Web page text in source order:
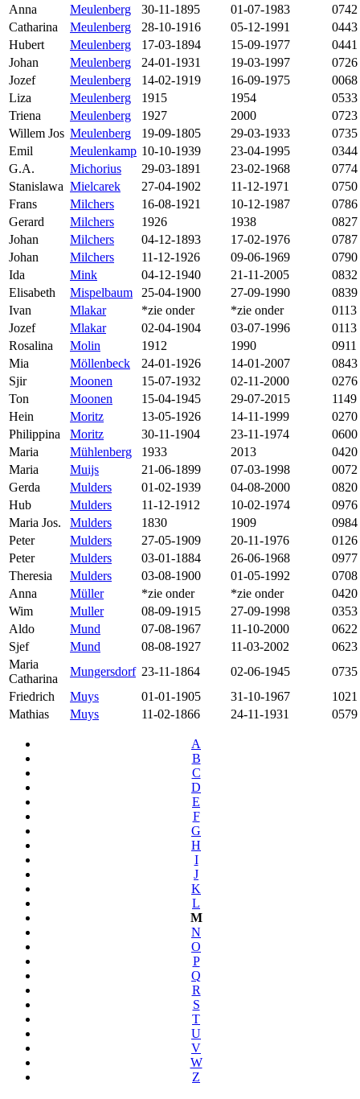
Anna
Meulenberg 30-11-1895 01-07-1983
0742
Catharina
Meulenberg 28-10-1916 05-12-1991
0443
Hubert
Meulenberg 17-03-1894 15-09-1977
0441
Johan
Meulenberg 24-01-1931 19-03-1997
0726
Jozef
Meulenberg 14-02-1919 16-09-1975
0068
Liza
Meulenberg 1915 1954
0533
Triena
Meulenberg 1927 2000
0723
Willem Jos Meulenberg 19-09-1805 29-03-1933
0735
Emil
Meulenkamp 10-10-1939 23-04-1995
0344
G.A.
Michorius 29-03-1891 23-02-1968
0774
Stanislawa Mielcarek 27-04-1902 11-12-1971
0750
Frans
Milchers 16-08-1921 10-12-1987
0786
Gerard
Milchers 1926 1938
0827
Johan
Milchers 04-12-1893 17-02-1976
0787
Johan
Milchers 11-12-1926 09-06-1969
0790
Ida
Mink 04-12-1940 21-11-2005
0832
Elisabeth
Mispelbaum 25-04-1900 27-09-1990
0839
Ivan
Mlakar *zie onder *zie onder
0113
Jozef
Mlakar 02-04-1904 03-07-1996
0113
Rosalina
Molin 1912 1990
0911
Mia
Möllenbeck 24-01-1926 14-01-2007
0843
Sjir
Moonen 15-07-1932 02-11-2000
0276
Ton
Moonen 15-04-1945 29-07-2015
1149
Hein
Moritz 13-05-1926 14-11-1999
0270
Philippina
Moritz 30-11-1904 23-11-1974
0600
Maria
Mühlenberg 1933 2013
0420
Maria
Muijs 21-06-1899 07-03-1998
0072
Gerda
Mulders 01-02-1939 04-08-2000
0820
Hub
Mulders 11-12-1912 10-02-1974
0976
Maria Jos.
Mulders 1830 1909
0984
Peter
Mulders 27-05-1909 20-11-1976
0126
Peter
Mulders 03-01-1884 26-06-1968
0977
Theresia
Mulders 03-08-1900 01-05-1992
0708
Anna
Müller *zie onder *zie onder
0420
Wim
Muller 08-09-1915 27-09-1998
0353
Aldo
Mund 07-08-1967 11-10-2000
0622
Sjef
Mund 08-08-1927 11-03-2002
0623
Maria
Catharina
Mungersdorf 23-11-1864 02-06-1945
0735
Friedrich
Muys 01-01-1905 31-10-1967
1021
Mathias
Muys 11-02-1866 24-11-1931 0579
A
B
C
D
E
F
G
H
I
J
K
L
M
N
O
P
Q
R
S
T
U
V
W
Z